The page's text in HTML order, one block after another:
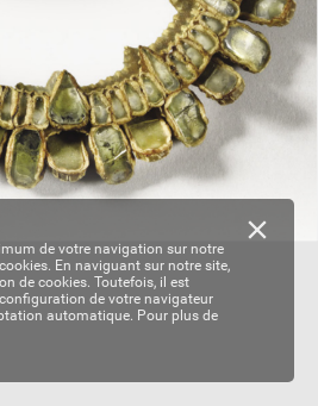
de votre navigation sur notre
En naviguant sur notre site,
de cookies. Toutefois, il est
de votre navigateur
automatique. Pour plus de